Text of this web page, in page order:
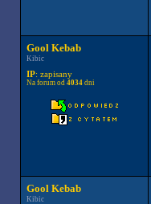
Gool Kebab
Kibic
IP: zapisany
Na forum od 4034dni
Gool Kebab
Kibic